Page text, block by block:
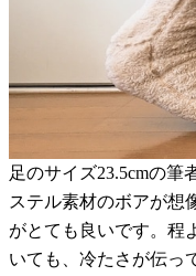
足のサイズ23.5cmの筆
ステル素材のボアが想
がとても良いです。程
いても、冷たさが伝っ